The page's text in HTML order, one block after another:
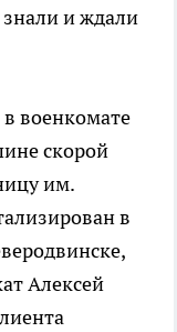
знали и ждали
военкомате
скорой
им.
в
Алексей